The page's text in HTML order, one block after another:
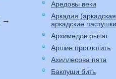
→
Аредовы веки
Аркадия
аркадские
Архимедов рычаг
Аршин проглотить
Ахиллесова пята
Баклуши бить